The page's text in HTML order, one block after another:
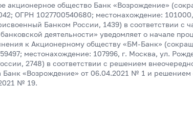
акционерное общество Банк «Возрождение»
ОГРН 1027700540680; местонахождение:
Банком России, 1439) в соответствии с
деятельности» уведомляет о начале
к Акционерному обществу «БМ-Банк»
местонахождение: 107996, г. Москва, ул.
2748) в соответствии с решением
Банк «Возрождение» от 06.04.2021 № 1 и
№ 19.